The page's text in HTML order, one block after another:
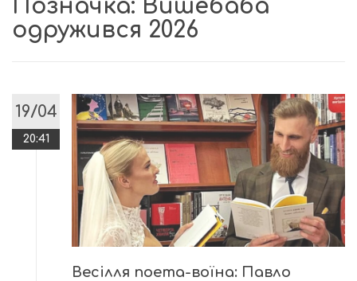
Позначка: Вишебаба
одружився 2026
19/04
20:41
Весілля поета-воїна: Павло